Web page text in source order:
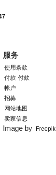
服务
使用条款
付款-付款
帐户
招募
网站地图
卖家信息
Image by Freepik